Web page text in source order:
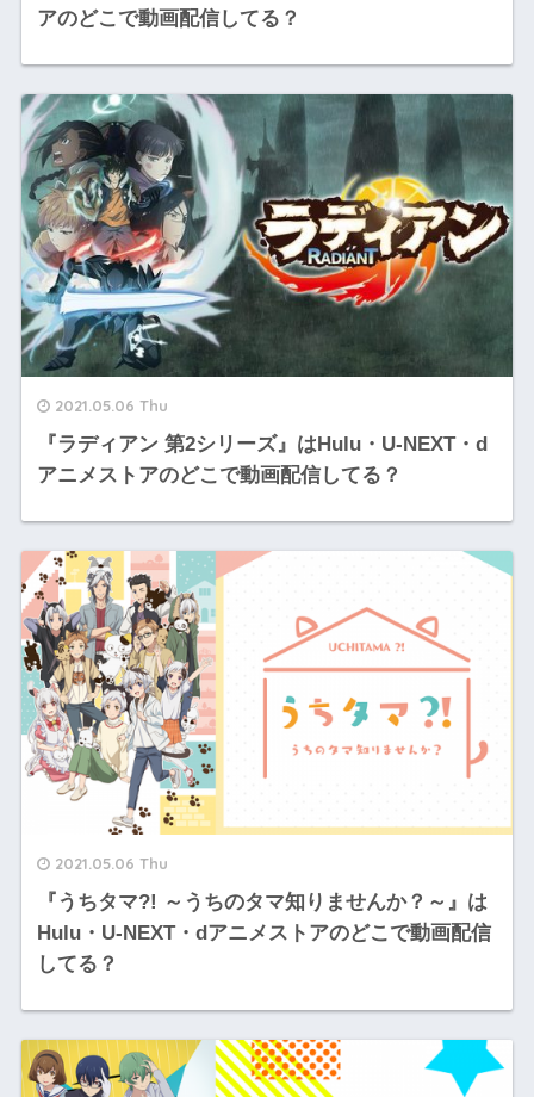
アのどこで動画配信してる？
2021.05.06 Thu
『ラディアン 第2シリーズ』はHulu・U-NEXT・d
アニメストアのどこで動画配信してる？
2021.05.06 Thu
『うちタマ?! ～うちのタマ知りませんか？～』は
Hulu・U-NEXT・dアニメストアのどこで動画配信
してる？